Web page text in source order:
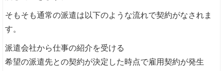
そもそも通常の派遣は以下のような流れで契約がなされま
す。
派遣会社から仕事の紹介を受ける
希望の派遣先との契約が決定した時点で雇用契約が発生